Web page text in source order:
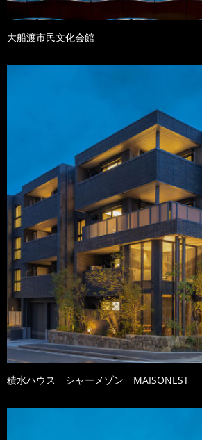
大船渡市民文化会館
積水ハウス シャーメゾン MAISONEST